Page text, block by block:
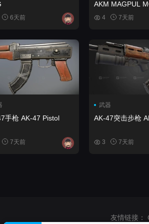
6天前
AKM MAGPUL
4 7天前
手枪 AK-47 Pistol
7天前
武器
AK-47突击步枪
3 7天前
友情链接：